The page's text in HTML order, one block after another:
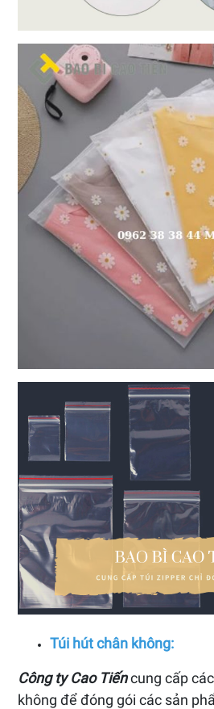
Túi hút chân không:
Công ty Cao Tiếncung cấp
không để đóng gói các sản